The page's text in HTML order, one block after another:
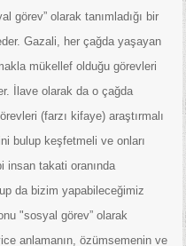
görev” olarak tanımladığı bir
Gazali, her çağda yaşayan
mükellef olduğu görevleri
İlave olarak da o çağda
(farzı kifaye) araştırmalı
bulup keşfetmeli ve onları
insan takati oranında
da bizim yapabileceğimiz
"sosyal görev” olarak
anlamanın, özümsemenin ve